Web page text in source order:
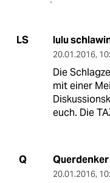
LS lulu
20.01.2016,
Die
mit einer
euch. Die
Q Querdenker
20.01.2016,